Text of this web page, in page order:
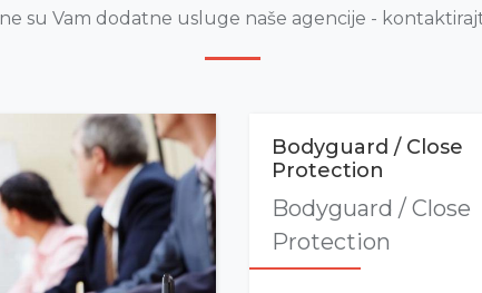
su Vam dodatne usluge naše agencije -
Bodyguard / Close
Protection
Bodyguard / Close
Protection